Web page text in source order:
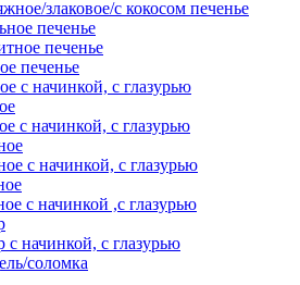
злаковое/с кокосом печенье
печенье
печенье
печенье
с начинкой, с глазурью
с начинкой, с глазурью
с начинкой, с глазурью
с начинкой ,с глазурью
с начинкой, с глазурью
соломка